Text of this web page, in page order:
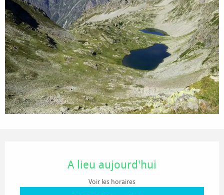
A lieu aujourd'hui
Voir les horaires